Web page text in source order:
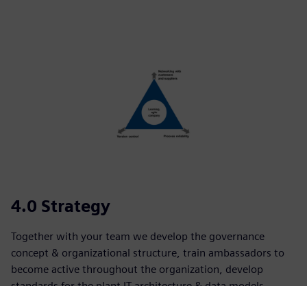
4.0 Strategy
Together with your team we develop the governance
concept & organizational structure, train ambassadors to
become active throughout the organization, develop